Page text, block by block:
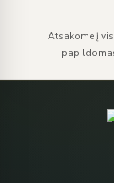
Atsakome į